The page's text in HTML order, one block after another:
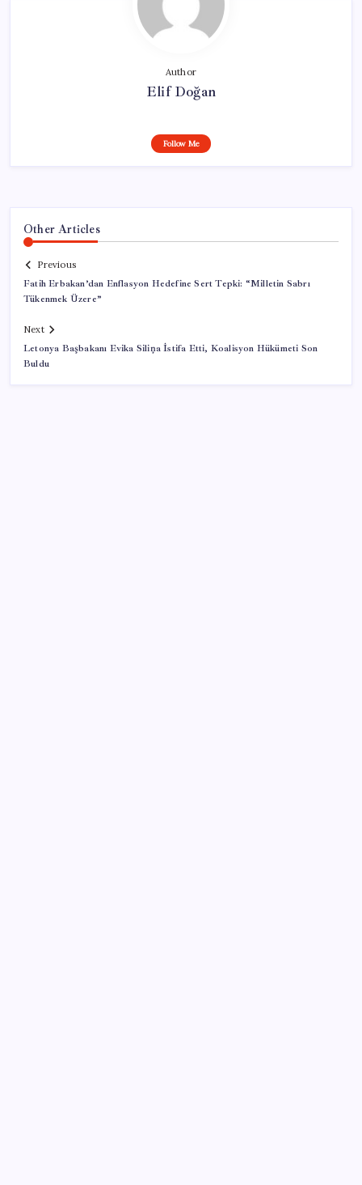
Author
Elif Doğan
Follow Me
Other Articles
Previous
Fatih Erbakan’dan Enflasyon Hedefine Sert Tepki: “Milletin Sabrı
Tükenmek Üzere”
Next
Letonya Başbakanı Evika Siliņa İstifa Etti, Koalisyon Hükümeti Son
Buldu